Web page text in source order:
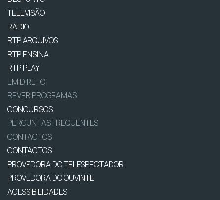
TELEVISÃO
RÁDIO
RTP ARQUIVOS
RTP ENSINA
RTP PLAY
EM DIRETO
REVER PROGRAMAS
CONCURSOS
PERGUNTAS FREQUENTES
CONTACTOS
CONTACTOS
PROVEDORA DO TELESPECTADOR
PROVEDORA DO OUVINTE
ACESSIBILIDADES